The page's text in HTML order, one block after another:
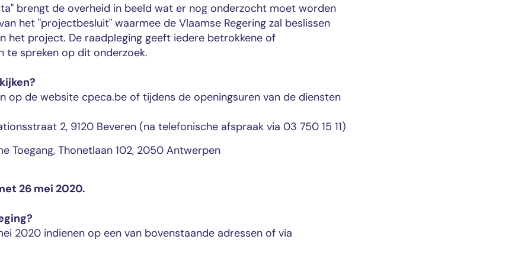
brengt de overheid in beeld wat er nog onderzocht moet worden
het "projectbesluit" waarmee de Vlaamse Regering zal beslissen
het project. De raadpleging geeft iedere betrokkene of
te spreken op dit onderzoek.
op de website cpeca.be of tijdens de openingsuren van de diensten
2, 9120 Beveren (na telefonische afspraak via 03 750 15 11)
Toegang, Thonetlaan 102, 2050 Antwerpen
26 mei 2020.
2020 indienen op een van bovenstaande adressen of via